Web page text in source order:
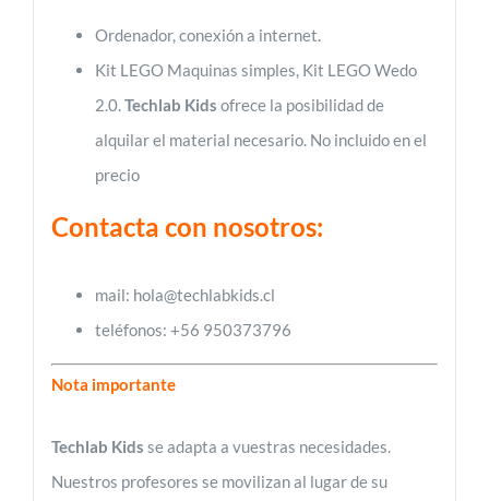
Ordenador, conexión a internet.
Kit LEGO Maquinas simples, Kit LEGO Wedo
2.0.Techlab Kids ofrece la posibilidad de
alquilar el material necesario. No incluido en el
precio
Contacta con nosotros:
mail: hola@techlabkids.cl
teléfonos: +56 950373796
Nota importante
Techlab Kids se adapta a vuestras necesidades.
Nuestros profesores se movilizan al lugar de su